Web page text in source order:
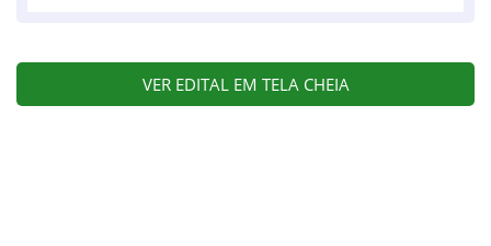
VER EDITAL EM TELA CHEIA